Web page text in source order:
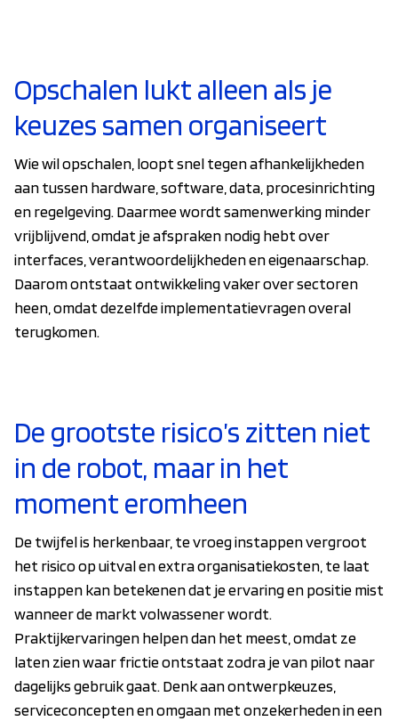
Opschalen lukt alleen als je
keuzes samen organiseert
Wie wil opschalen, loopt snel tegen afhankelijkheden
aan tussen hardware, software, data, procesinrichting
en regelgeving. Daarmee wordt samenwerking minder
vrijblijvend, omdat je afspraken nodig hebt over
interfaces, verantwoordelijkheden en eigenaarschap.
Daarom ontstaat ontwikkeling vaker over sectoren
heen, omdat dezelfde implementatievragen overal
terugkomen.
De grootste risico’s zitten niet
in de robot, maar in het
moment eromheen
De twijfel is herkenbaar, te vroeg instappen vergroot
het risico op uitval en extra organisatiekosten, te laat
instappen kan betekenen dat je ervaring en positie mist
wanneer de markt volwassener wordt.
Praktijkervaringen helpen dan het meest, omdat ze
laten zien waar frictie ontstaat zodra je van pilot naar
dagelijks gebruik gaat. Denk aan ontwerpkeuzes,
serviceconcepten en omgaan met onzekerheden in een